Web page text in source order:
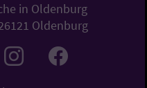
in Oldenburg
Oldenburg